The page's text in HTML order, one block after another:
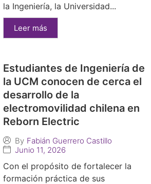
la Ingeniería, la Universidad...
Leer más
Estudiantes de Ingeniería de
la UCM conocen de cerca el
desarrollo de la
electromovilidad chilena en
Reborn Electric
By Fabián Guerrero Castillo
Junio 11, 2026
Con el propósito de fortalecer la
formación práctica de sus